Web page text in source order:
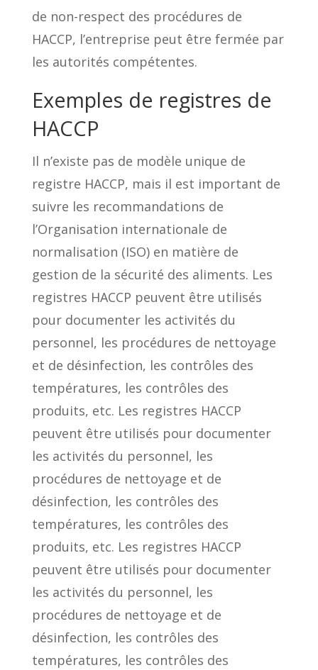
de non-respect des procédures de
HACCP, l’entreprise peut être fermée par
les autorités compétentes.
Exemples de registres de
HACCP
Il n’existe pas de modèle unique de
registre HACCP, mais il est important de
suivre les recommandations de
l’Organisation internationale de
normalisation (ISO) en matière de
gestion de la sécurité des aliments. Les
registres HACCP peuvent être utilisés
pour documenter les activités du
personnel, les procédures de nettoyage
et de désinfection, les contrôles des
températures, les contrôles des
produits, etc. Les registres HACCP
peuvent être utilisés pour documenter
les activités du personnel, les
procédures de nettoyage et de
désinfection, les contrôles des
températures, les contrôles des
produits, etc. Les registres HACCP
peuvent être utilisés pour documenter
les activités du personnel, les
procédures de nettoyage et de
désinfection, les contrôles des
températures, les contrôles des